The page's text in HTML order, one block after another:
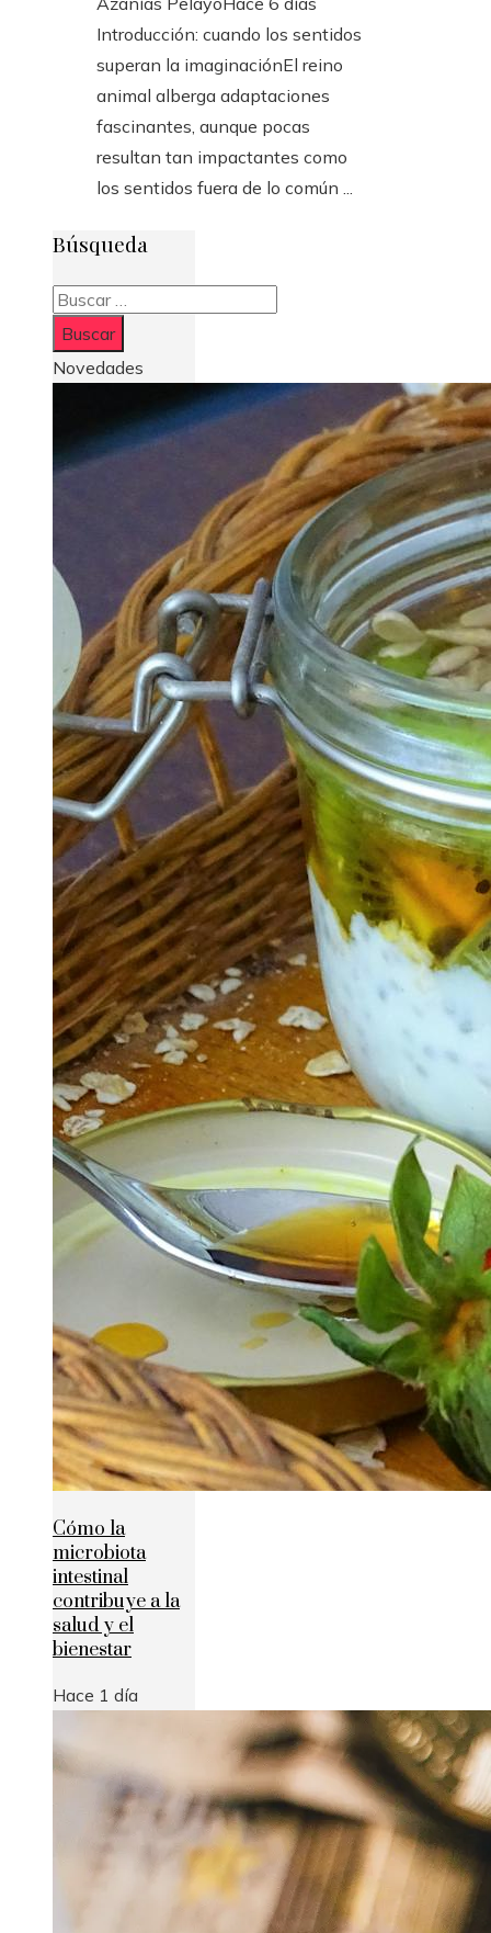
Introducción: cuando los sentidos
superan la imaginaciónEl reino
animal alberga adaptaciones
fascinantes, aunque pocas
resultan tan impactantes como
los sentidos fuera de lo común ...
Búsqueda
Buscar:
Novedades
Cómo la
microbiota
intestinal
contribuye a la
salud y el
bienestar
Hace 1 día